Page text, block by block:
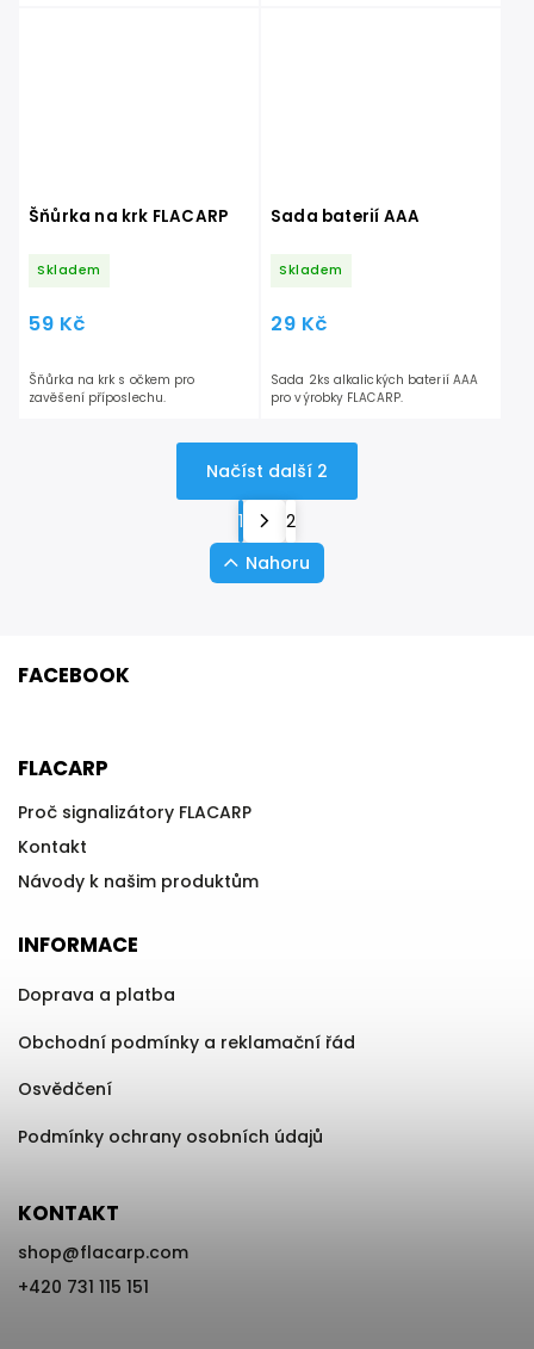
Šňůrka na krk FLACARP
Skladem
59 Kč
Šňůrka na krk s očkem pro
zavěšení příposlechu.
Sada baterií AAA
Skladem
29 Kč
Sada 2ks alkalických baterií AAA
pro výrobky FLACARP.
Načíst další 2
1
2
Nahoru
FACEBOOK
FLACARP
Proč signalizátory FLACARP
Kontakt
Návody k našim produktům
INFORMACE
Doprava a platba
Obchodní podmínky a reklamační řád
Osvědčení
Podmínky ochrany osobních údajů
KONTAKT
shop@flacarp.com
+420 731 115 151